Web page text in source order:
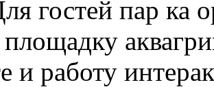
гостей пар ка
и работу